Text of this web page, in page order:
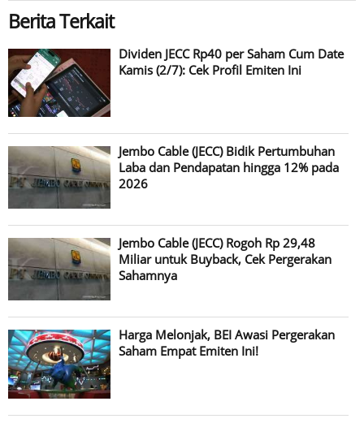
Berita Terkait
Dividen JECC Rp40 per Saham Cum Date
Kamis (2/7): Cek Profil Emiten Ini
Jembo Cable (JECC) Bidik Pertumbuhan
Laba dan Pendapatan hingga 12% pada
2026
Jembo Cable (JECC) Rogoh Rp 29,48
Miliar untuk Buyback, Cek Pergerakan
Sahamnya
Harga Melonjak, BEI Awasi Pergerakan
Saham Empat Emiten Ini!